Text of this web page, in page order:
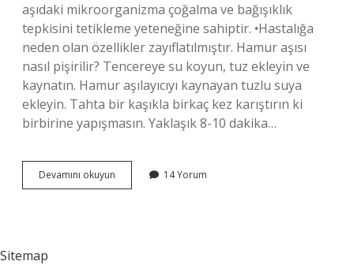
aşıdaki mikroorganizma çoğalma ve bağışıklık
tepkisini tetikleme yeteneğine sahiptir. •Hastalığa
neden olan özellikler zayıflatılmıştır. Hamur aşısı
nasıl pişirilir? Tencereye su koyun, tuz ekleyin ve
kaynatın. Hamur aşılayıcıyı kaynayan tuzlu suya
ekleyin. Tahta bir kaşıkla birkaç kez karıştırın ki
birbirine yapışmasın. Yaklaşık 8-10 dakika…
Devamını okuyun
Aşı
14 Yorum
Sitemap